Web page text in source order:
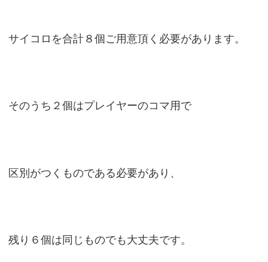
サイコロを合計８個ご用意頂く必要があります。
そのうち２個はプレイヤーのコマ用で
区別がつくものである必要があり、
残り６個は同じものでも大丈夫です。